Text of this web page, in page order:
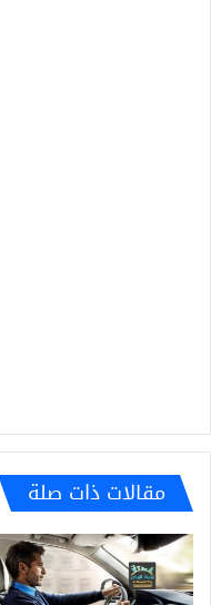
مقالات ذات صلة